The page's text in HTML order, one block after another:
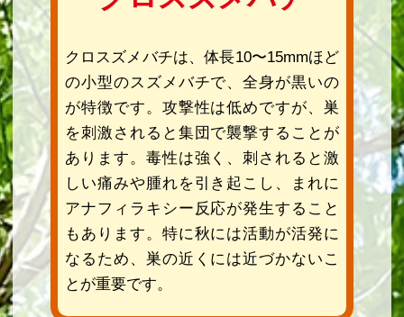
クロスズメバチは、体長10〜15mmほど
の小型のスズメバチで、全身が黒いの
が特徴です。攻撃性は低めですが、巣
を刺激されると集団で襲撃することが
あります。毒性は強く、刺されると激
しい痛みや腫れを引き起こし、まれに
アナフィラキシー反応が発生すること
もあります。特に秋には活動が活発に
なるため、巣の近くには近づかないこ
とが重要です。